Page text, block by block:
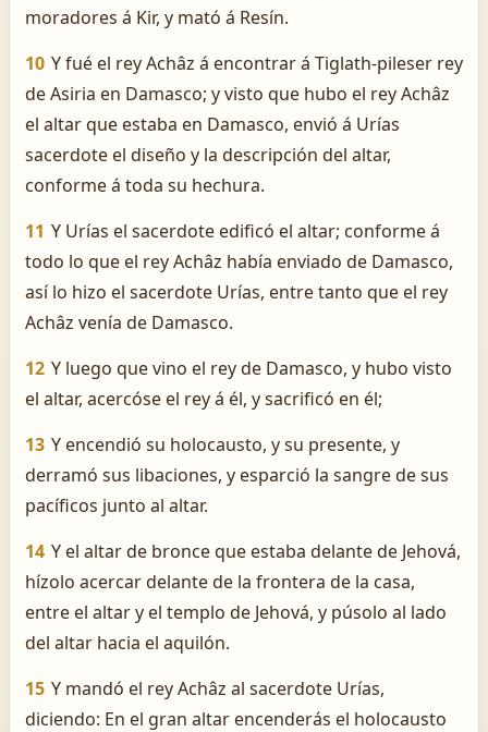
moradores á Kir, y mató á Resín.
10 Y fué el rey Achâz á encontrar á Tiglath-pileser rey
de Asiria en Damasco; y visto que hubo el rey Achâz
el altar que estaba en Damasco, envió á Urías
sacerdote el diseño y la descripción del altar,
conforme á toda su hechura.
11 Y Urías el sacerdote edificó el altar; conforme á
todo lo que el rey Achâz había enviado de Damasco,
así lo hizo el sacerdote Urías, entre tanto que el rey
Achâz venía de Damasco.
12 Y luego que vino el rey de Damasco, y hubo visto
el altar, acercóse el rey á él, y sacrificó en él;
13 Y encendió su holocausto, y su presente, y
derramó sus libaciones, y esparció la sangre de sus
pacíficos junto al altar.
14 Y el altar de bronce que estaba delante de Jehová,
hízolo acercar delante de la frontera de la casa,
entre el altar y el templo de Jehová, y púsolo al lado
del altar hacia el aquilón.
15 Y mandó el rey Achâz al sacerdote Urías,
diciendo: En el gran altar encenderás el holocausto